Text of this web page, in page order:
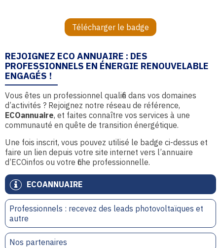
ECOANNUAIRE
Professionnels : recevez des leads photovoltaïques et
autre
Nos partenaires
Télécharger le badge
REJOIGNEZ ECO ANNUAIRE : DES
PROFESSIONNELS EN ÉNERGIE RENOUVELABLE
ENGAGÉS !
Vous êtes un professionnel qualifié dans vos domaines
d’activités ? Rejoignez notre réseau de référence,
ECOannuaire, et faites connaître vos services à une
communauté en quête de transition énergétique.
Une fois inscrit, vous pouvez utilisé le badge ci-dessus et
faire un lien depuis votre site internet vers l’annuaire
d’ECOinfos ou votre fiche professionnelle.